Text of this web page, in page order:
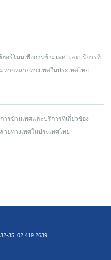
ฮอร์โมนเพื่อการข้ามเพศ และบริการที่
ากหลายทางเพศในประเทศไทย
ารข้ามเพศและบริการที่เกี่ยวข้อง
ยทางเพศในประเทศไทย
35, 02 419 2639